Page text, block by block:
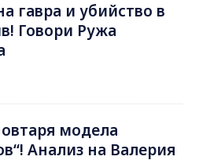
гавра и убийство в
Говори Ружа
модела
Анализ на Валерия